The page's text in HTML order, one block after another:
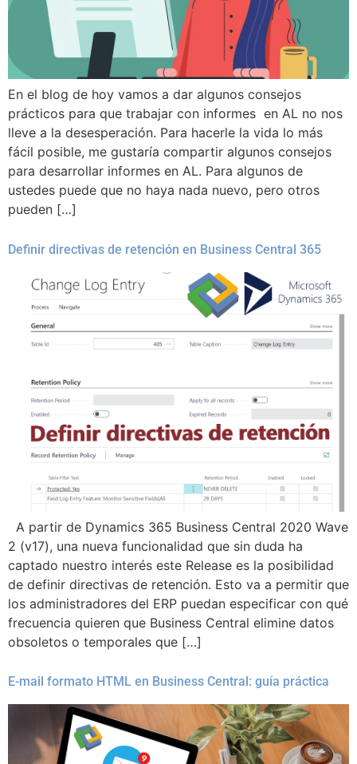
En el blog de hoy vamos a dar algunos consejos
prácticos para que trabajar con informes en AL no nos
lleve a la desesperación. Para hacerle la vida lo más
fácil posible, me gustaría compartir algunos consejos
para desarrollar informes en AL. Para algunos de
ustedes puede que no haya nada nuevo, pero otros
pueden […]
Definir directivas de retención en Business Central 365
A partir de Dynamics 365 Business Central 2020 Wave
2 (v17), una nueva funcionalidad que sin duda ha
captado nuestro interés este Release es la posibilidad
de definir directivas de retención. Esto va a permitir que
los administradores del ERP puedan especificar con qué
frecuencia quieren que Business Central elimine datos
obsoletos o temporales que […]
E-mail formato HTML en Business Central: guía práctica